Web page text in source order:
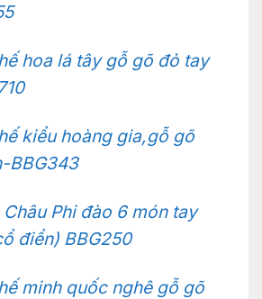
hoa lá tây gỗ gõ đỏ tay
kiểu hoàng gia,gỗ gõ
BBG343
Phi đào 6 món tay
điển) BBG250
minh quốc nghê gỗ gõ